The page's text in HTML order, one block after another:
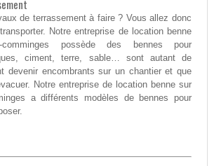
de terrassement à faire ? Vous allez donc
Notre entreprise de location benne
comminges possède des bennes pour
ciment, terre, sable… sont autant de
devenir encombrants sur un chantier et que
Notre entreprise de location benne sur
a différents modèles de bennes pour